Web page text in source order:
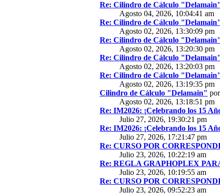
Re: Cilindro de Cálculo
Agosto 04, 2026, 10:04:41 am
Re: Cilindro de Cálculo
Agosto 02, 2026, 13:30:09 pm
Re: Cilindro de Cálculo
Agosto 02, 2026, 13:20:30 pm
Re: Cilindro de Cálculo
Agosto 02, 2026, 13:20:03 pm
Re: Cilindro de Cálculo
Agosto 02, 2026, 13:19:35 pm
Cilindro de Cálculo "Delamain"
Agosto 02, 2026, 13:18:51 pm
Re: IM2026: ¡Celebrando los 15
Julio 27, 2026, 19:30:21 pm
Re: IM2026: ¡Celebrando los 15
Julio 27, 2026, 17:21:47 pm
Re: CURSO POR
Julio 23, 2026, 10:22:19 am
Re: REGLA GRAPHOPLEX
Julio 23, 2026, 10:19:55 am
Re: CURSO POR
Julio 23, 2026, 09:52:23 am